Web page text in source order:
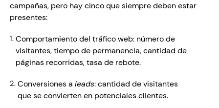
campañas, pero hay cinco que siempre deben estar
presentes:
Comportamiento del tráfico web: número de
visitantes, tiempo de permanencia, cantidad de
páginas recorridas, tasa de rebote.
Conversiones a leads: cantidad de visitantes
que se convierten en potenciales clientes.